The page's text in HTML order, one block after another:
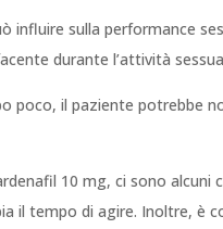
influire sulla performance
durante l’attività
poco, il paziente potrebbe
10 mg, ci sono
il tempo di agire. Inoltre,